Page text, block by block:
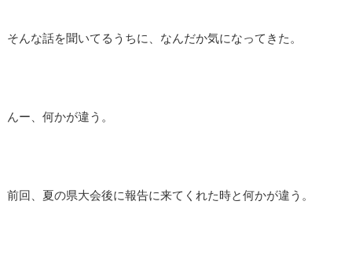
そんな話を聞いてるうちに、なんだか気になってきた。
んー、何かが違う。
前回、夏の県大会後に報告に来てくれた時と何かが違う。